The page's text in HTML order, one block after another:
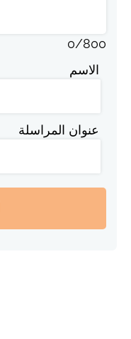
0/800
الاسم
عنوان المراسلة